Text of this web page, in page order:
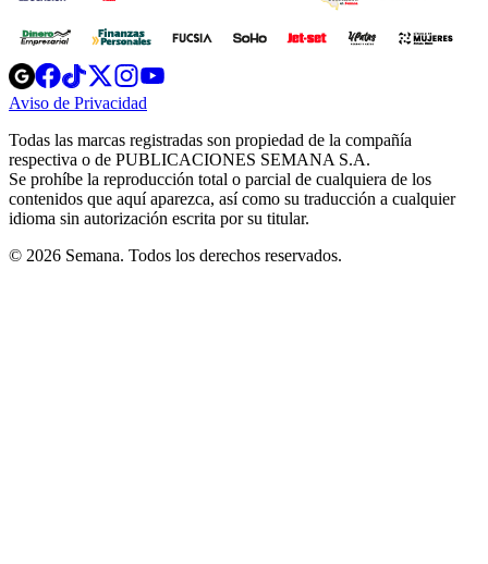
Opens
in
new
Opens
in
new
Opens
in
new
window
Opens
new
windowwindow
Aviso de Privacidad
new
window
Todas las marcas registradas son propiedad de la compañía
respectiva o de PUBLICACIONES SEMANA S.A.
Se prohíbe la reproducción total o parcial de cualquiera de los
contenidos que aquí aparezca, así como su traducción a cualquier
idioma sin autorización escrita por su titular.
© 2026 Semana. Todos los derechos reservados.